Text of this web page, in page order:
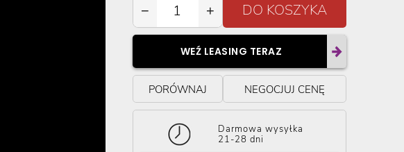
− +
WEŹ LEASING TERAZ
PORÓWNAJ NEGOCJUJ CENĘ
Darmowa wysyłka
21-28 dni